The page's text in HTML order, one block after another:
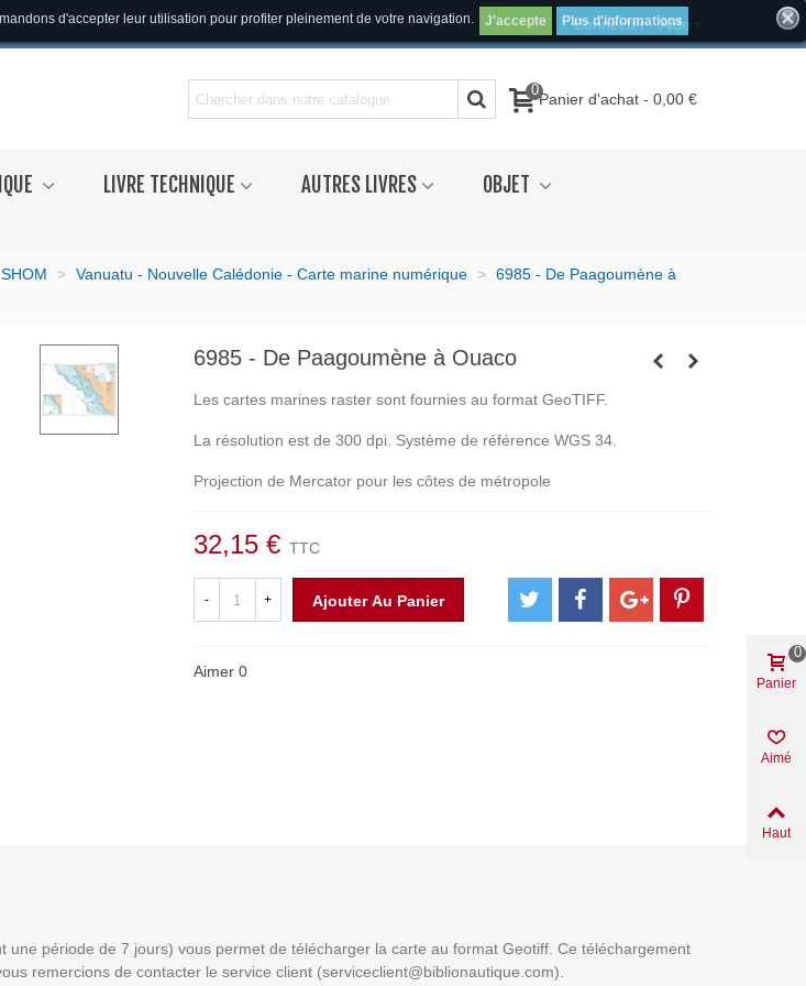
Connecter Aide
d'accepter leur utilisation pour profiter pleinement de votre navigation. J'accepte Plus d'informations
0Panier d'achat - 0,00 €
LIVRE TECHNIQUE AUTRES LIVRES
OBJET
> Vanuatu - Nouvelle Calédonie - Carte marine numérique > 6985 - De Paagoumène à
6985 - De Paagoumène à Ouaco
Les cartes marines raster sont fournies au format GeoTIFF.
La résolution est de 300 dpi. Système de référence WGS 34.
Projection de Mercator pour les côtes de métropole
32,15 € TTC
- + Ajouter Au Panier
Aimer 0
période de 7 jours) vous permet de télécharger la carte au format Geotiff. Ce téléchargement
remercions de contacter le service client (serviceclient@biblionautique.com).
Panier
0
Aimé
Haut